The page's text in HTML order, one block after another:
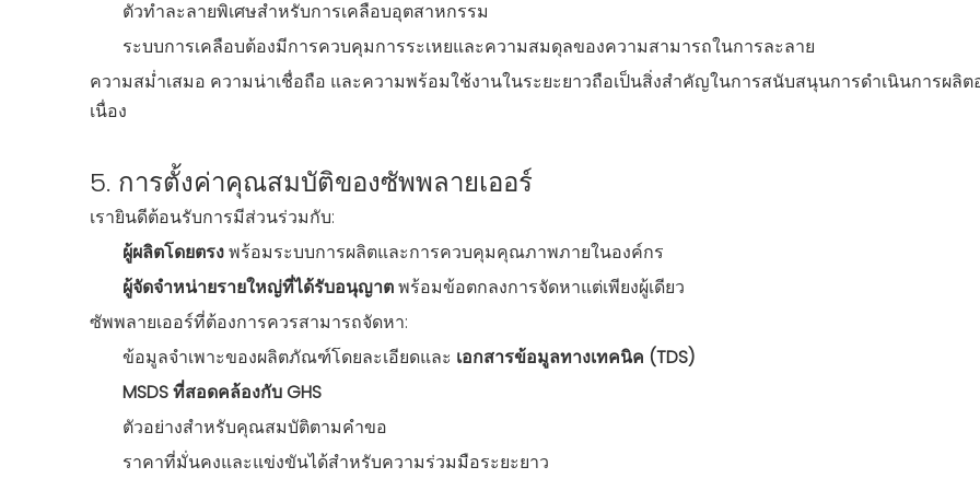
ตัวทำละลายพิเศษสำหรับการเคลือบอุตสาหกรรม
ระบบการเคลือบต้องมีการควบคุมการระเหยและความสมดุลของความสามารถในการละลาย
ความสม่ำเสมอ ความน่าเชื่อถือ และความพร้อมใช้งานในระยะยาวถือเป็นสิ่งสำคัญในการสนับสนุนการดำเนินการผลิต
เนื่อง
5. การตั้งค่าคุณสมบัติของซัพพลายเออร์
เรายินดีต้อนรับการมีส่วนร่วมกับ:
ผู้ผลิตโดยตรงพร้อมระบบการผลิตและการควบคุมคุณภาพภายในองค์กร
ผู้จัดจำหน่ายรายใหญ่ที่ได้รับอนุญาตพร้อมข้อตกลงการจัดหาแต่เพียงผู้เดียว
ซัพพลายเออร์ที่ต้องการควรสามารถจัดหา:
ข้อมูลจำเพาะของผลิตภัณฑ์โดยละเอียดและ เอกสารข้อมูลทางเทคนิค (TDS)
MSDS ที่สอดคล้องกับ GHS
ตัวอย่างสำหรับคุณสมบัติตามคำขอ
ราคาที่มั่นคงและแข่งขันได้สำหรับความร่วมมือระยะยาว